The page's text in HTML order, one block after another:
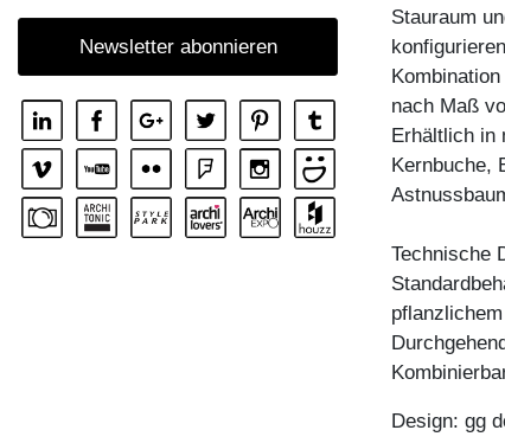
COUCHTISCH RHOMBI ROUND
COUCHTISCH SENA SERVIER
COUCHTISCH TAURUS 3
COUCHTISCH ZIRKEL A
COUCHTISCH ZIRKEL QG
Newsletter abonnieren
Stauraum
nach Maß
Erhältlich in
Kernbuche,
Technische
Design: gg